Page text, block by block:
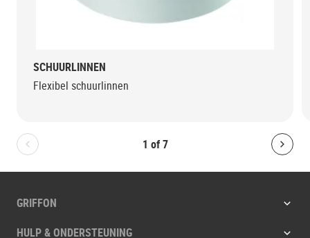
1 of 7
Bolton.General.PreviousSlide
SCHUURLINNEN
Flexibel schuurlinnen
GRIFFON
HULP & ONDERSTEUNING